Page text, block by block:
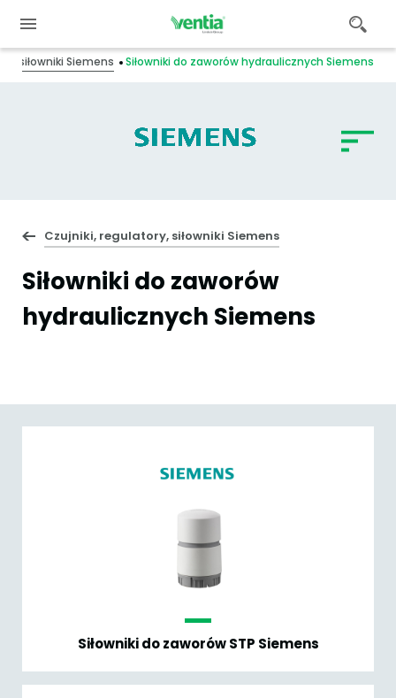
siłowniki Siemens Siłowniki do zaworów hydraulicznych Siemens
Czujniki, regulatory, siłowniki Siemens
Siłowniki do zaworów
hydraulicznych Siemens
Siłowniki do zaworów STP Siemens